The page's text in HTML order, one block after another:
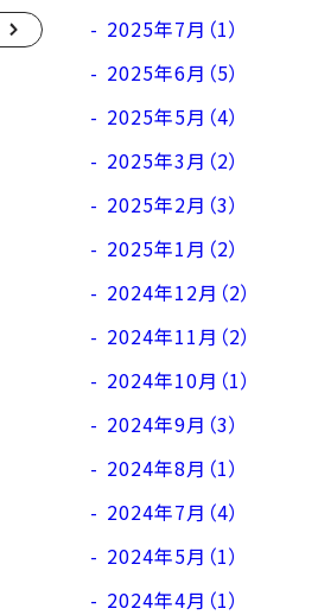
2025年7月（1）
2025年6月（5）
2025年5月（4）
2025年3月（2）
2025年2月（3）
2025年1月（2）
2024年12月（2）
2024年11月（2）
2024年10月（1）
2024年9月（3）
2024年8月（1）
2024年7月（4）
2024年5月（1）
2024年4月（1）